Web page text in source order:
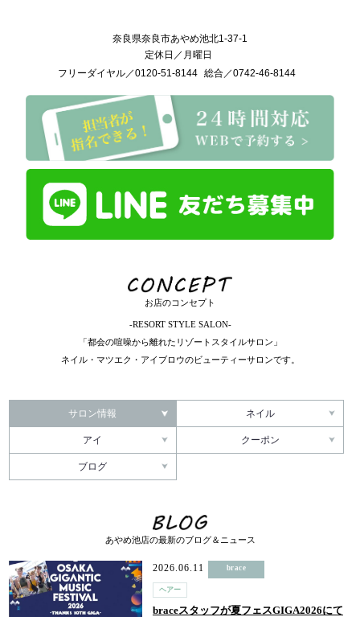
奈良県奈良市あやめ池北1-37-1
定休日／ 月曜日
フリーダイヤル／0120-51-8144 総合／0742-46-8144
お店のコンセプト
-RESORT STYLE SALON-
「都会の喧噪から離れたリゾートスタイルサロン」
ネイル・マツエク・アイブロウのビューティーサロンです。
サロン情報 ネイル
アイ クーポン
ブログ
あやめ池店の最新のブログ＆ニュース
2026.06.11 brace
ヘアー
braceスタッフが夏フェスGIGA2026にて